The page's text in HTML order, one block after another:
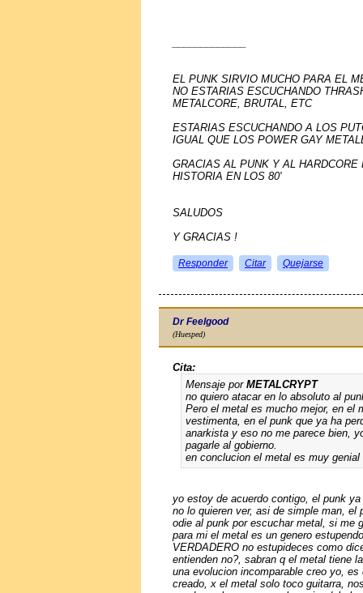
EL PUNK SIRVIO MUCHO PARA EL
NO ESTARIAS ESCUCHANDO
METALCORE, BRUTAL, ETC
ESTARIAS ESCUCHANDO A LOS
IGUAL QUE LOS POWER GAY
GRACIAS AL PUNK Y AL
HISTORIA EN LOS 80'
SALUDOS
Y GRACIAS !
Responder Citar Quejarse
Dr Feelgood
(Huesped)
Cita:
Mensaje por METALCRYPT
no quiero atacar en lo absoluto al
Pero el metal es mucho mejor, en el
vestimenta, en el punk que ya ha
anarkista y eso no me parece bien,
pagarle al gobierno.
en conclucion el metal es muy
yo estoy de acuerdo contigo, el punk
no lo quieren ver, asi de simple man,
odie al punk por escuchar metal, si me
para mi el metal es un genero
VERDADERO no estupideces como
entienden no?, sabran q el metal tiene
una evolucion incomparable creo yo,
creado, x el metal solo toco guitarra,